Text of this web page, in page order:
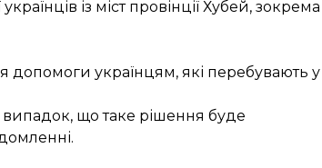
із міст провінції Хубей, зокрема
допомоги українцям, які перебувають у
випадок, що таке рішення буде